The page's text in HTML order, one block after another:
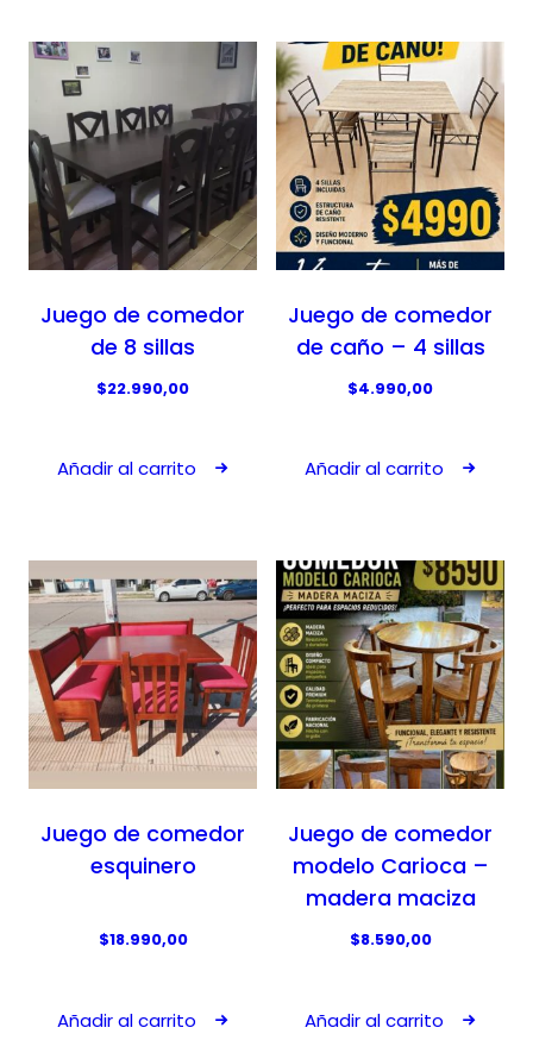
o
i
g
i
n
r
.
8
8
,
0
0
a
t
u
a
l
$
,
0
.
Juego de comedor
de 8 sillas
$22.990,00
Añadir al carrito
Juego de comedor
de caño – 4 sillas
$4.990,00
Añadir al carrito
Juego de comedor
esquinero
$18.990,00
Añadir al carrito
Juego de comedor
modelo Carioca –
madera maciza
$8.590,00
Añadir al carrito